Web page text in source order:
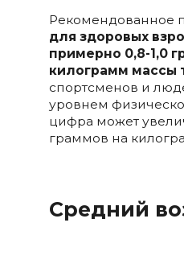
Рекомендованное
для здоровых
примерно 0,8-1,0
килограмм массы
спортсменов и
уровнем
цифра может
граммов на
Средний